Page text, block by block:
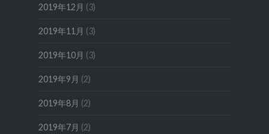
2019年12月 (3)
2019年11月 (3)
2019年10月 (3)
2019年9月 (2)
2019年8月 (2)
2019年7月 (2)